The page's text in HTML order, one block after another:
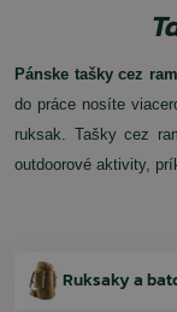
Pánske tašky cez
do práce nosíte
ruksak. Tašky cez
outdoorové aktivity,
Ruksaky a